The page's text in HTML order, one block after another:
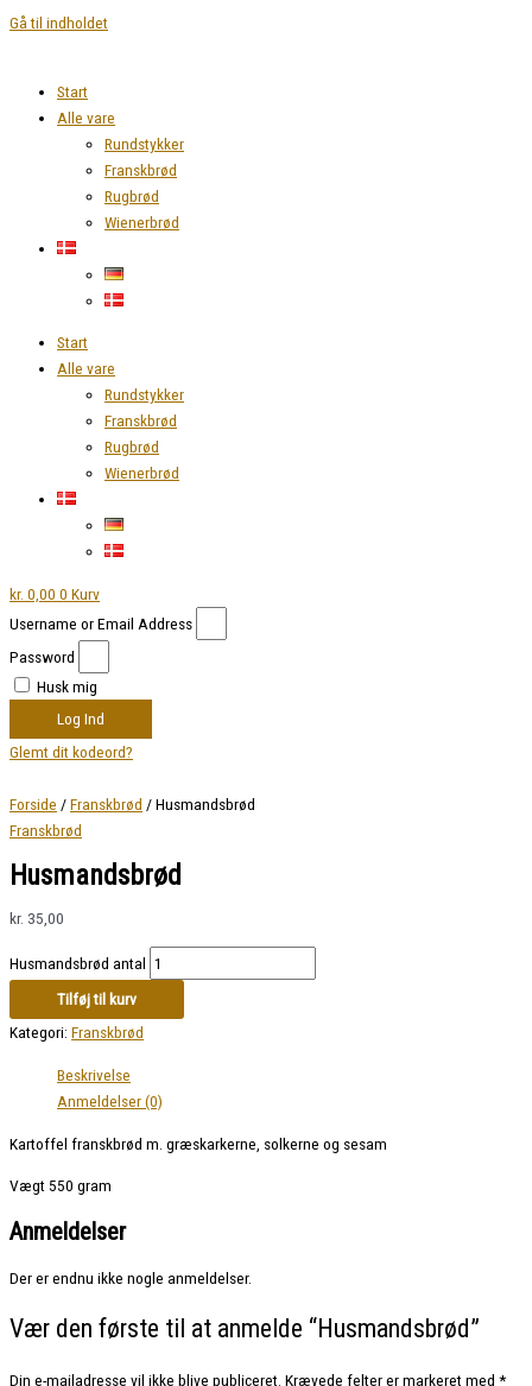
Gå til indholdet
Start
Alle vare
Rundstykker
Franskbrød
Rugbrød
Wienerbrød
Start
Alle vare
Rundstykker
Franskbrød
Rugbrød
Wienerbrød
kr. 0,00 0 Kurv
Username or Email Address
Password
Husk mig
Log Ind
Glemt dit kodeord?
Forside /Franskbrød / Husmandsbrød
Franskbrød
Husmandsbrød
kr. 35,00
Husmandsbrød antal
Tilføj til kurv
Kategori: Franskbrød
Beskrivelse
Anmeldelser (0)
Kartoffel franskbrød m. græskarkerne, solkerne og sesam
Vægt 550 gram
Anmeldelser
Der er endnu ikke nogle anmeldelser.
Vær den første til at anmelde “Husmandsbrød”
Din e-mailadresse vil ikke blive publiceret. Krævede felter er markeret med *